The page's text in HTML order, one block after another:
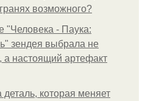
возможного?
"Человека - Паука:
зендея выбрала не
а настоящий артефакт
которая меняет